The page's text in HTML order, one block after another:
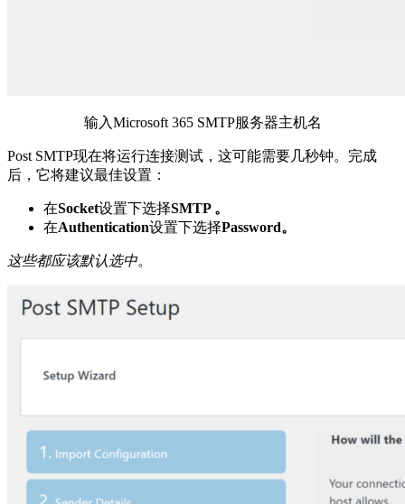
输入Microsoft 365 SMTP服务器主机名
Post SMTP现在将运行连接测试，这可能需要几秒钟。完成
后，它将建议最佳设置：
在Socket设置下选择SMTP 。
在Authentication设置下选择Password。
这些都应该默认选中。